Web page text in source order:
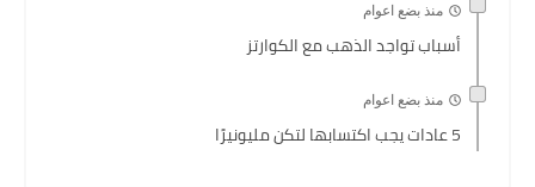
منذ بضع اعوام
أسباب تواجد الذهب مع الكوارتز
منذ بضع اعوام
5 عادات يجب اكتسابها لتكن مليونيرًا